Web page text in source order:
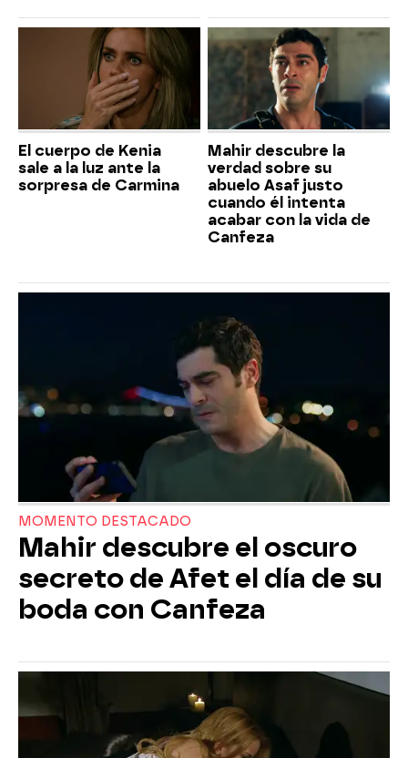
El cuerpo de Kenia
sale a la luz ante la
sorpresa de Carmina
Mahir descubre la
verdad sobre su
abuelo Asaf justo
cuando él intenta
acabar con la vida de
Canfeza
MOMENTO DESTACADO
Mahir descubre el oscuro
secreto de Afet el día de su
boda con Canfeza